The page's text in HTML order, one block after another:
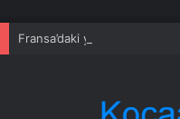
Fransa’daki yangınlarda 4